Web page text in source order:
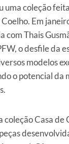
uma coleção
Em
com Thais
o desfile da
modelos
o potencial da
coleção Casa de